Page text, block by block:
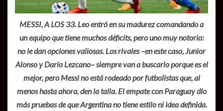
MESSI, A LOS 33. Leo entró en su madurez comandando a
un equipo que tiene muchos déficits, pero uno muy notorio:
no le dan opciones valiosas. Los rivales –en este caso, Junior
Alonso y Darío Lezcano– siempre van a buscarlo porque es el
mejor, pero Messi no está rodeado por futbolistas que, al
menos hasta ahora, den la talla. El empate con Paraguay dio
más pruebas de que Argentina no tiene estilo ni idea definida.